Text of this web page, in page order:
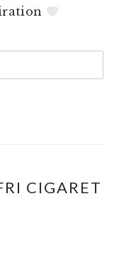
CIGARET